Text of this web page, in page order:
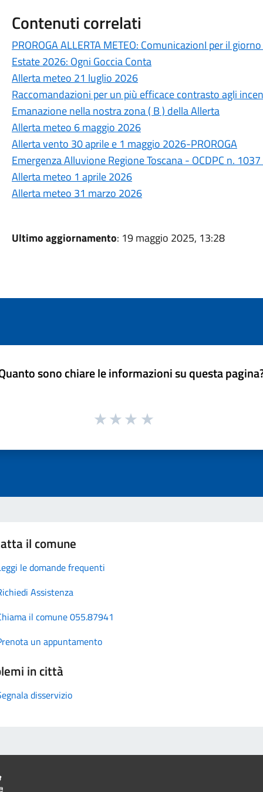
Contenuti correlati
PROROGA ALLERTA METEO: ComunicazionI per il
Estate 2026: Ogni Goccia Conta
Allerta meteo 21 luglio 2026
Raccomandazioni per un più efficace contrasto agli
Emanazione nella nostra zona ( B ) della Allerta
Allerta meteo 6 maggio 2026
Allerta vento 30 aprile e 1 maggio 2026-PROROGA
Emergenza Alluvione Regione Toscana - OCDPC n.
Allerta meteo 1 aprile 2026
Allerta meteo 31 marzo 2026
Ultimo aggiornamento: 19 maggio 2025, 13:28
sono chiare le informazioni su questa
il comune
le domande frequenti
Assistenza
il comune 055.87941
un appuntamento
in città
disservizio